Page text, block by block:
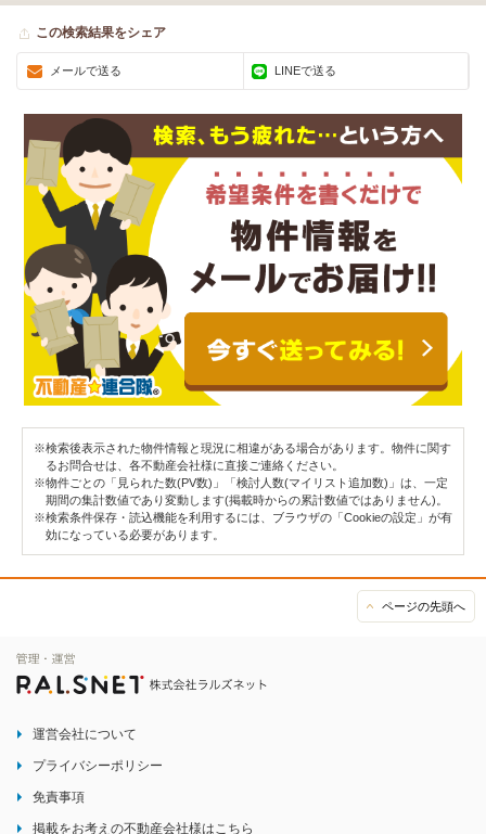
この検索結果をシェア
メールで送る LINEで送る
※検索後表示された物件情報と現況に相違がある場合があります。物件に関す
るお問合せは、各不動産会社様に直接ご連絡ください。
※物件ごとの「見られた数(PV数)」「検討人数(マイリスト追加数)」は、一定
期間の集計数値であり変動します(掲載時からの累計数値ではありません)。
※検索条件保存・読込機能を利用するには、ブラウザの「Cookieの設定」が有
効になっている必要があります。
ページの先頭へ
運営会社について
プライバシーポリシー
免責事項
掲載をお考えの不動産会社様はこちら